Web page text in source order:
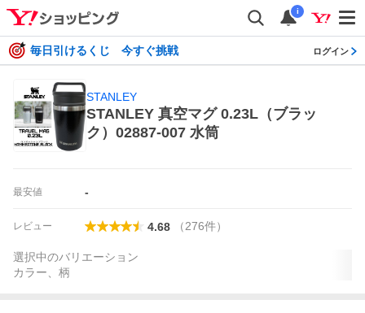
i
毎日引けるくじ 今すぐ挑戦 ログイン
STANLEY
STANLEY 真空マグ 0.23L（ブラッ
ク）02887-007 水筒
最安値 -
レビュー 4.68 （276件）
選択中のバリエーション
カラー、柄